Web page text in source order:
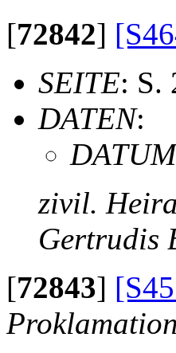
[72842]
SEITE: S.
DATEN:
DATUM
zivil.
Gertrudis
[72843]